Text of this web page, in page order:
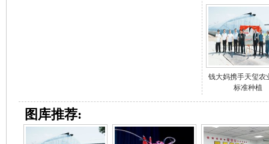
钱大妈携手天玺农
标准种植
图库推荐: